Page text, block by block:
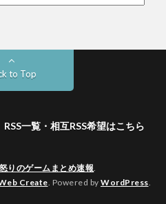
to Top
一覧・相互RSS希望はこちら
怒りのゲームまとめ速報
Create . Powered by WordPress